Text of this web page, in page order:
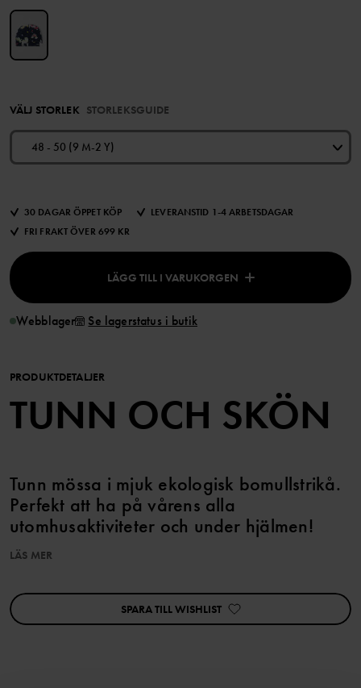
VÄLJ STORLEK STORLEKSGUIDE
48 - 50 (9 M-2 Y)
30 DAGAR ÖPPET KÖP
LEVERANSTID 1-4 ARBETSDAGAR
FRI FRAKT ÖVER 699 KR
LÄGG TILL I VARUKORGEN
Webblager Se lagerstatus i butik
PRODUKTDETALJER
TUNN OCH SKÖN
Tunn mössa i mjuk ekologisk bomullstrikå.
Perfekt att ha på vårens alla
utomhusaktiviteter och under hjälmen!
Artikelnummer
Tillverkningsland:Kina
Fabrik
Shunde Gain Rich Garment Co Ltd
Läs mer
LÄS MER
SPARA TILL WISHLIST